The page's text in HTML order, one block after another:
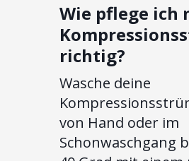
Wie pflege ich
richtig?
Wasche deine
von Hand oder im
Schonwaschgang